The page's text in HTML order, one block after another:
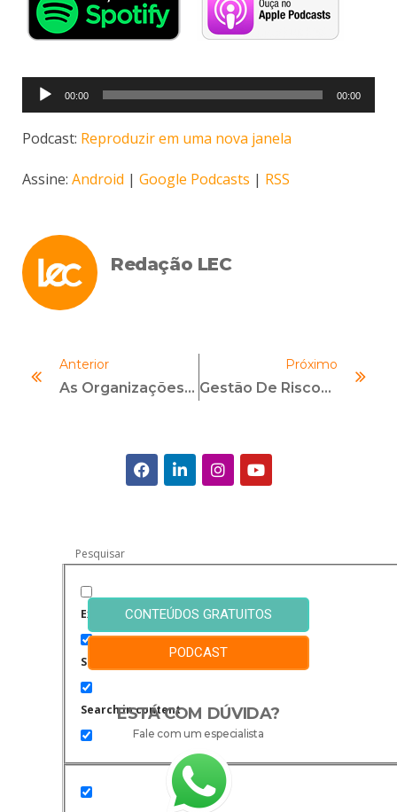
Tocador
de
áudio
00:00 00:00
Podcast: Reproduzir em uma nova janela
Assine: Android | Google Podcasts | RSS
Redação LEC
Anterior
As Organizações Mais Sustentáveis São Também As Melhores E As Mais Rentáveis E Competitivas
Próximo
Gestão De Riscos E Compliance Globais
Exact matches only
Search in title
Search in content
CONTEÚDOS GRATUITOS
PODCAST
ESTÁ COM DÚVIDA?
Fale com um especialista